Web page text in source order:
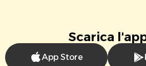
Scarica
App Store